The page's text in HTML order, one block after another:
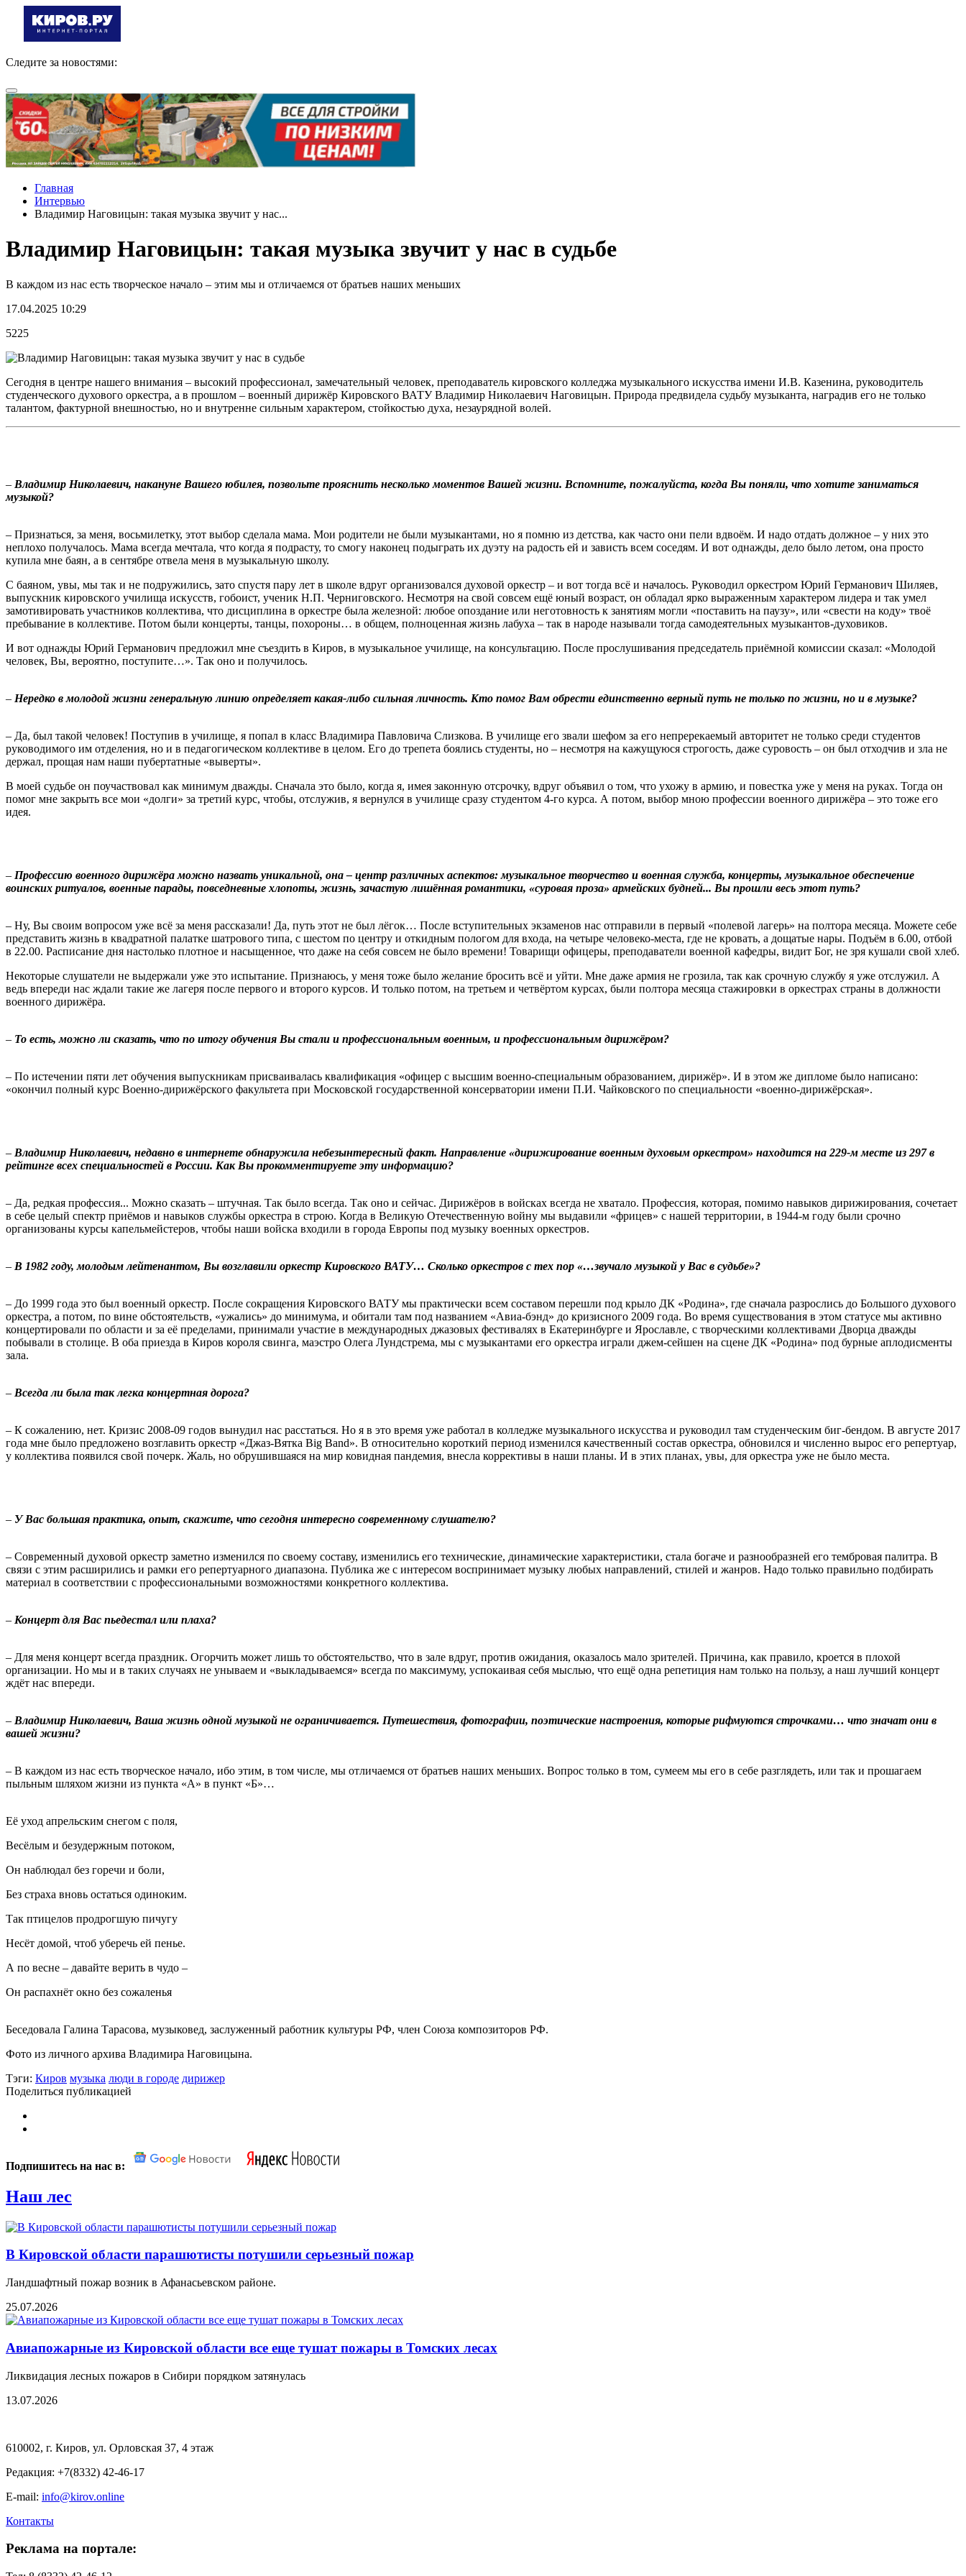
Следите за новостями:
Главная
Интервью
Владимир Наговицын: такая музыка звучит у нас...
Владимир Наговицын: такая музыка звучит у нас в судьбе
В каждом из нас есть творческое начало – этим мы и отличаемся от братьев наших меньших
17.04.2025 10:29
5225
Сегодня в центре нашего внимания – высокий профессионал, замечательный человек, преподаватель кировского колледжа музыкального искусства имени И.В. Казенина, руководитель
студенческого духового оркестра, а в прошлом – военный дирижёр Кировского ВАТУ Владимир Николаевич Наговицын. Природа предвидела судьбу музыканта, наградив его не только
талантом, фактурной внешностью, но и внутренне сильным характером, стойкостью духа, незаурядной волей.
– Владимир Николаевич, накануне Вашего юбилея, позвольте прояснить несколько моментов Вашей жизни. Вспомните, пожалуйста, когда Вы поняли, что хотите заниматься
музыкой?
– Признаться, за меня, восьмилетку, этот выбор сделала мама. Мои родители не были музыкантами, но я помню из детства, как часто они пели вдвоём. И надо отдать должное – у них это
неплохо получалось. Мама всегда мечтала, что когда я подрасту, то смогу наконец подыграть их дуэту на радость ей и зависть всем соседям. И вот однажды, дело было летом, она просто
купила мне баян, а в сентябре отвела меня в музыкальную школу.
С баяном, увы, мы так и не подружились, зато спустя пару лет в школе вдруг организовался духовой оркестр – и вот тогда всё и началось. Руководил оркестром Юрий Германович Шиляев,
выпускник кировского училища искусств, гобоист, ученик Н.П. Черниговского. Несмотря на свой совсем ещё юный возраст, он обладал ярко выраженным характером лидера и так умел
замотивировать участников коллектива, что дисциплина в оркестре была железной: любое опоздание или неготовность к занятиям могли «поставить на паузу», или «свести на коду» твоё
пребывание в коллективе. Потом были концерты, танцы, похороны… в общем, полноценная жизнь лабуха – так в народе называли тогда самодеятельных музыкантов-духовиков.
И вот однажды Юрий Германович предложил мне съездить в Киров, в музыкальное училище, на консультацию. После прослушивания председатель приёмной комиссии сказал: «Молодой
человек, Вы, вероятно, поступите…». Так оно и получилось.
– Нередко в молодой жизни генеральную линию определяет какая-либо сильная личность. Кто помог Вам обрести единственно верный путь не только по жизни, но и в музыке?
– Да, был такой человек! Поступив в училище, я попал в класс Владимира Павловича Слизкова. В училище его звали шефом за его непререкаемый авторитет не только среди студентов
руководимого им отделения, но и в педагогическом коллективе в целом. Его до трепета боялись студенты, но – несмотря на кажущуюся строгость, даже суровость – он был отходчив и зла не
держал, прощая нам наши пубертатные «выверты».
В моей судьбе он поучаствовал как минимум дважды. Сначала это было, когда я, имея законную отсрочку, вдруг объявил о том, что ухожу в армию, и повестка уже у меня на руках. Тогда он
помог мне закрыть все мои «долги» за третий курс, чтобы, отслужив, я вернулся в училище сразу студентом 4-го курса. А потом, выбор мною профессии военного дирижёра – это тоже его
идея.
– Профессию военного дирижёра можно назвать уникальной, она – центр различных аспектов: музыкальное творчество и военная служба, концерты, музыкальное обеспечение
воинских ритуалов, военные парады, повседневные хлопоты, жизнь, зачастую лишённая романтики, «суровая проза» армейских будней... Вы прошли весь этот путь?
– Ну, Вы своим вопросом уже всё за меня рассказали! Да, путь этот не был лёгок… После вступительных экзаменов нас отправили в первый «полевой лагерь» на полтора месяца. Можете себе
представить жизнь в квадратной палатке шатрового типа, с шестом по центру и откидным пологом для входа, на четыре человеко-места, где не кровать, а дощатые нары. Подъём в 6.00, отбой
в 22.00. Расписание дня настолько плотное и насыщенное, что даже на себя совсем не было времени! Товарищи офицеры, преподаватели военной кафедры, видит Бог, не зря кушали свой хлеб.
Некоторые слушатели не выдержали уже это испытание. Признаюсь, у меня тоже было желание бросить всё и уйти. Мне даже армия не грозила, так как срочную службу я уже отслужил. А
ведь впереди нас ждали такие же лагеря после первого и второго курсов. И только потом, на третьем и четвёртом курсах, были полтора месяца стажировки в оркестрах страны в должности
военного дирижёра.
– То есть, можно ли сказать, что по итогу обучения Вы стали и профессиональным военным, и профессиональным дирижёром?
– По истечении пяти лет обучения выпускникам присваивалась квалификация «офицер с высшим военно-специальным образованием, дирижёр». И в этом же дипломе было написано:
«окончил полный курс Военно-дирижёрского факультета при Московской государственной консерватории имени П.И. Чайковского по специальности «военно-дирижёрская».
– Владимир Николаевич, недавно в интернете обнаружила небезынтересный факт. Направление «дирижирование военным духовым оркестром» находится на 229-м месте из 297 в
рейтинге всех специальностей в России. Как Вы прокомментируете эту информацию?
– Да, редкая профессия... Можно сказать – штучная. Так было всегда. Так оно и сейчас. Дирижёров в войсках всегда не хватало. Профессия, которая, помимо навыков дирижирования, сочетает
в себе целый спектр приёмов и навыков службы оркестра в строю. Когда в Великую Отечественную войну мы выдавили «фрицев» с нашей территории, в 1944-м году были срочно
организованы курсы капельмейстеров, чтобы наши войска входили в города Европы под музыку военных оркестров.
– В 1982 году, молодым лейтенантом, Вы возглавили оркестр Кировского ВАТУ… Сколько оркестров с тех пор «…звучало музыкой у Вас в судьбе»?
– До 1999 года это был военный оркестр. После сокращения Кировского ВАТУ мы практически всем составом перешли под крыло ДК «Родина», где сначала разрослись до Большого духового
оркестра, а потом, по вине обстоятельств, «ужались» до минимума, и обитали там под названием «Авиа-бэнд» до кризисного 2009 года. Во время существования в этом статусе мы активно
концертировали по области и за её пределами, принимали участие в международных джазовых фестивалях в Екатеринбурге и Ярославле, с творческими коллективами Дворца дважды
побывали в столице. В оба приезда в Киров короля свинга, маэстро Олега Лундстрема, мы с музыкантами его оркестра играли джем-сейшен на сцене ДК «Родина» под бурные аплодисменты
зала.
– Всегда ли была так легка концертная дорога?
– К сожалению, нет. Кризис 2008-09 годов вынудил нас расстаться. Но я в это время уже работал в колледже музыкального искусства и руководил там студенческим биг-бендом. В августе 2017
года мне было предложено возглавить оркестр «Джаз-Вятка Big Band». В относительно короткий период изменился качественный состав оркестра, обновился и численно вырос его репертуар,
у коллектива появился свой почерк. Жаль, но обрушившаяся на мир ковидная пандемия, внесла коррективы в наши планы. И в этих планах, увы, для оркестра уже не было места.
– У Вас большая практика, опыт, скажите, что сегодня интересно современному слушателю?
– Современный духовой оркестр заметно изменился по своему составу, изменились его технические, динамические характеристики, стала богаче и разнообразней его тембровая палитра. В
связи с этим расширились и рамки его репертуарного диапазона. Публика же с интересом воспринимает музыку любых направлений, стилей и жанров. Надо только правильно подбирать
материал в соответствии с профессиональными возможностями конкретного коллектива.
– Концерт для Вас пьедестал или плаха?
– Для меня концерт всегда праздник. Огорчить может лишь то обстоятельство, что в зале вдруг, против ожидания, оказалось мало зрителей. Причина, как правило, кроется в плохой
организации. Но мы и в таких случаях не унываем и «выкладываемся» всегда по максимуму, успокаивая себя мыслью, что ещё одна репетиция нам только на пользу, а наш лучший концерт
ждёт нас впереди.
– Владимир Николаевич, Ваша жизнь одной музыкой не ограничивается. Путешествия, фотографии, поэтические настроения, которые рифмуются строчками… что значат они в
вашей жизни?
– В каждом из нас есть творческое начало, ибо этим, в том числе, мы отличаемся от братьев наших меньших. Вопрос только в том, сумеем мы его в себе разглядеть, или так и прошагаем
пыльным шляхом жизни из пункта «А» в пункт «Б»…
Её уход апрельским снегом с поля,
Весёлым и безудержным потоком,
Он наблюдал без горечи и боли,
Без страха вновь остаться одиноким.
Так птицелов продрогшую пичугу
Несёт домой, чтоб уберечь ей пенье.
А по весне – давайте верить в чудо –
Он распахнёт окно без сожаленья
Беседовала Галина Тарасова, музыковед, заслуженный работник культуры РФ, член Союза композиторов РФ.
Фото из личного архива Владимира Наговицына.
Тэги: Киров музыка люди в городе дирижер
Поделиться публикацией
Подпишитесь на нас в:
Наш лес
В Кировской области парашютисты потушили серьезный пожар
Ландшафтный пожар возник в Афанасьевском районе.
25.07.2026
Авиапожарные из Кировской области все еще тушат пожары в Томских лесах
Ликвидация лесных пожаров в Сибири порядком затянулась
13.07.2026
610002, г. Киров, ул. Орловская 37, 4 этаж
Редакция: +7(8332) 42-46-17
E-mail: info@kirov.online
Контакты
Реклама на портале: